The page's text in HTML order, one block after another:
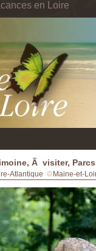
en Loire
Ã visiter,
Atlantique Maine-et-